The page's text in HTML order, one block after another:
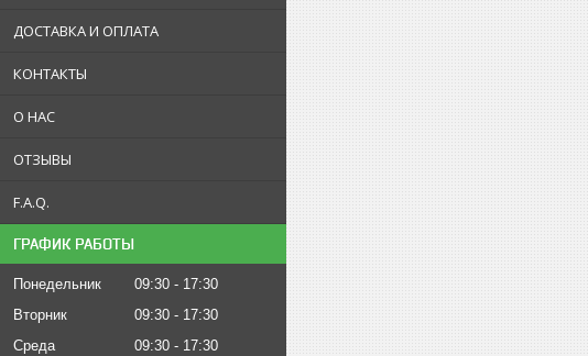
ДОСТАВКА И ОПЛАТА
КОНТАКТЫ
О НАС
ОТЗЫВЫ
F.A.Q.
ГРАФИК РАБОТЫ
Понедельник 09:30
17:30
Вторник
09:30
17:30
Среда
09:30
17:30